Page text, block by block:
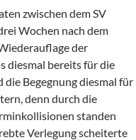
zwischen dem SV
Wochen nach dem
der
diesmal bereits für die
die Begegnung diesmal für
denn durch die
standen
Verlegung scheiterte